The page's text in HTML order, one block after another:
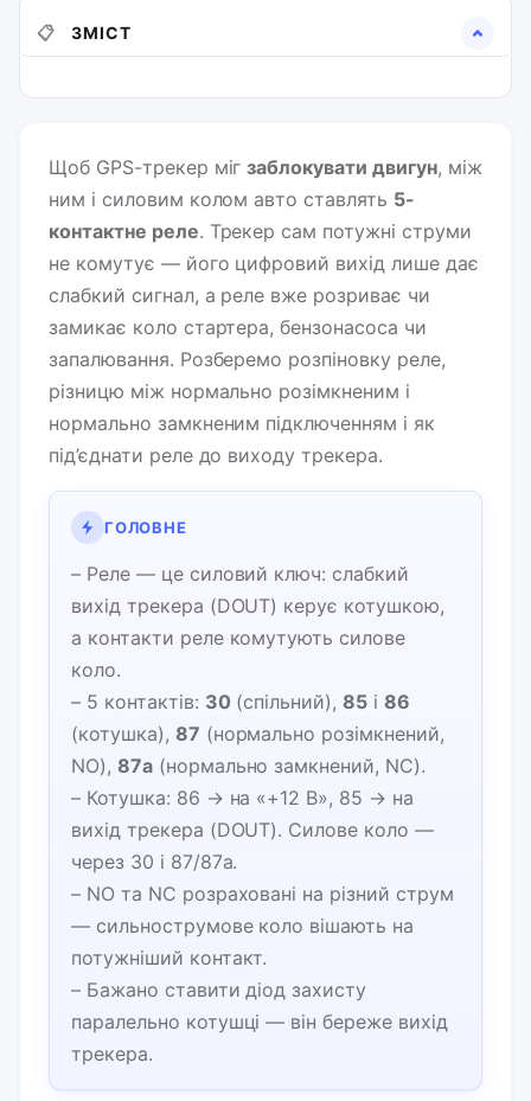
📋 ЗМІСТ
Щоб GPS-трекер мігзаблокувати двигун, між
ним і силовим колом авто ставлять 5-
контактне реле. Трекер сам потужні струми
не комутує — його цифровий вихід лише дає
слабкий сигнал, а реле вже розриває чи
замикає коло стартера, бензонасоса чи
запалювання. Розберемо розпіновку реле,
різницю між нормально розімкненим і
нормально замкненим підключенням і як
під’єднати реле до виходу трекера.
ГОЛОВНЕ
– Реле — це силовий ключ: слабкий
вихід трекера (DOUT) керує котушкою,
а контакти реле комутують силове
коло.
– 5 контактів: 30 (спільний), 85 і 86
(котушка), 87 (нормально розімкнений,
NO), 87a(нормально замкнений, NC).
– Котушка: 86 → на «+12 В», 85 → на
вихід трекера (DOUT). Силове коло —
через 30 і 87/87a.
– NO та NC розраховані на різний струм
— сильнострумове коло вішають на
потужніший контакт.
– Бажано ставити діод захисту
паралельно котушці — він береже вихід
трекера.